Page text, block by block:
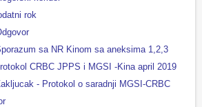
rok
sa NR Kinom sa aneksima 1,2,3
CRBC JPPS i MGSI -Kina april 2019
- Protokol o saradnji MGSI-CRBC